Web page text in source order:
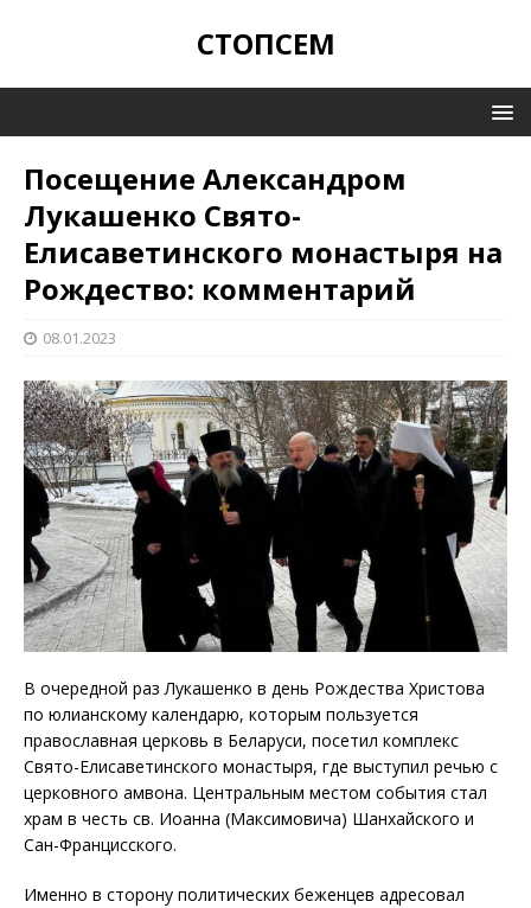
СТОПСЕМ
Посещение Александром
Лукашенко Свято-
Елисаветинского монастыря на
Рождество: комментарий
08.01.2023
В очередной раз Лукашенко в день Рождества Христова
по юлианскому календарю, которым пользуется
православная церковь в Беларуси, посетил комплекс
Свято-Елисаветинского монастыря, где выступил речью с
церковного амвона. Центральным местом события стал
храм в честь св. Иоанна (Максимовича) Шанхайского и
Сан-Францисского.
Именно в сторону политических беженцев адресовал